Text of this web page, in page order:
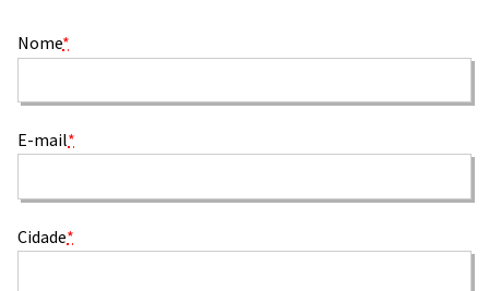
Nome*
E-mail*
Cidade*